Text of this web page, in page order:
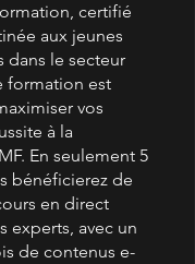
certifié
aux jeunes
dans le secteur
formation est
vos
à la
En seulement 5
bénéficierez de
en direct
experts, avec un
de contenus e-